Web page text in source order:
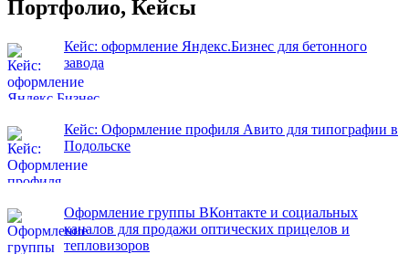
Портфолио, Кейсы
Кейс: оформление Яндекс.Бизнес для бетонного
завода
Кейс: Оформление профиля Авито для типографии в
Подольске
Оформление группы ВКонтакте и социальных
каналов для продажи оптических прицелов и
тепловизоров